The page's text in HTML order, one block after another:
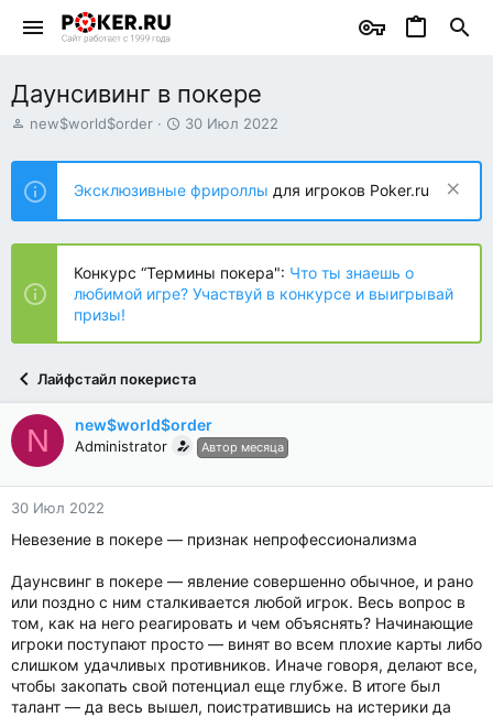
Даунсивинг в покере
А
т
о
р
т
е
ы
new$world$order
Д
т
н
а
ч
л
а
30 Июл 2022
Эксклюзивные фрироллы для игроков Poker.ru
Конкурс “Термины покера": Что ты знаешь о
любимой игре? Участвуй в конкурсе и выигрывай
призы!
Лайфстайл покериста
N new$world$order
Administrator Автор месяца
30 Июл 2022
Невезение в покере — признак непрофессионализма
Даунсвинг в покере — явление совершенно обычное, и рано
или поздно с ним сталкивается любой игрок. Весь вопрос в
том, как на него реагировать и чем объяснять? Начинающие
игроки поступают просто — винят во всем плохие карты либо
слишком удачливых противников. Иначе говоря, делают все,
чтобы закопать свой потенциал еще глубже. В итоге был
талант — да весь вышел, поистратившись на истерики да